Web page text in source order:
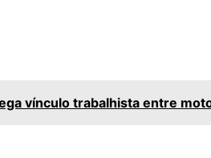
vínculo trabalhista entre